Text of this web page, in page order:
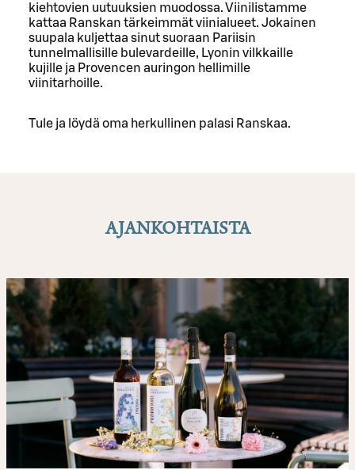
kiehtovien uutuuksien muodossa. Viinilistamme
kattaa Ranskan tärkeimmät viinialueet. Jokainen
suupala kuljettaa sinut suoraan Pariisin
tunnelmallisille bulevardeille, Lyonin vilkkaille
kujille ja Provencen auringon hellimille
viinitarhoille.
Tule ja löydä oma herkullinen palasi Ranskaa.
AJANKOHTAISTA